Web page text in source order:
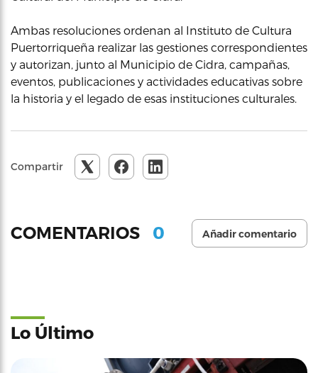
Ambas resoluciones ordenan al Instituto de Cultura
Puertorriqueña realizar las gestiones correspondientes
y autorizan, junto al Municipio de Cidra, campañas,
eventos, publicaciones y actividades educativas sobre
la historia y el legado de esas instituciones culturales.
Compartir
COMENTARIOS 0 Añadir comentario
Lo Último